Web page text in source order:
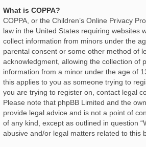
What is COPPA?
COPPA, or the Children’s Online Privacy
law in the United States requiring websites
collect information from minors under the
parental consent or some other method of
acknowledgment, allowing the collection of
information from a minor under the age of
this applies to you as someone trying to
you are trying to register on, contact legal
Please note that phpBB Limited and the
provide legal advice and is not a point of
of any kind, except as outlined in question
abusive and/or legal matters related to this